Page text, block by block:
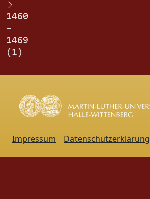
1460
–
1469
(1)
Impressum Datenschutzerklärung